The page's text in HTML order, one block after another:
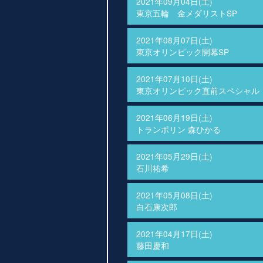
東京五輪 金メダリストSP
2021年08月07日(土)
東京オリンピック開幕SP
2021年07月10日(土)
東京オリンピック直前スペシャル
2021年06月19日(土)
トランポリン 森ひかる
2021年05月29日(土)
石川祐希
2021年05月08日(土)
白石康次郎
2021年04月17日(土)
藤田慶和